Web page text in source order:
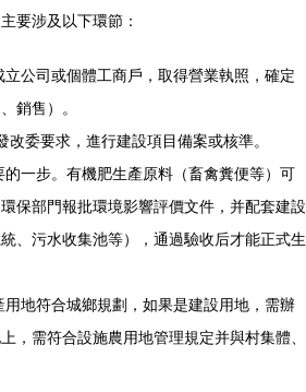
要涉及以下環節：
立公司或個體工商戶，取得營業執照，確定
銷售）。
改委要求，進行建設項目備案或核準。
的一步。有機肥生產原料（畜禽糞便等）可
保部門報批環境影響評價文件，并配套建設
、污水收集池等），通過驗收后才能正式生
用地符合城鄉規劃，如果是建設用地，需辦
，需符合設施農用地管理規定并與村集體、